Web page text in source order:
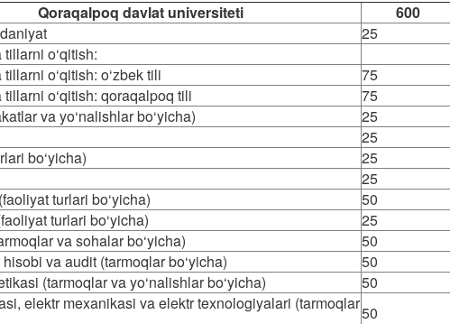
Qoraqalpoq davlat universiteti
600
25
o‘qitish:
o‘qitish: o‘zbek tili
75
o‘qitish: qoraqalpoq tili
75
va yo‘nalishlar bo‘yicha)
25
25
bo‘yicha)
25
25
turlari bo‘yicha)
50
turlari bo‘yicha)
25
va sohalar bo‘yicha)
50
va audit (tarmoqlar bo‘yicha)
50
(tarmoqlar va yo‘nalishlar bo‘yicha)
50
elektr mexanikasi va elektr texnologiyalari (tarmoqlar50